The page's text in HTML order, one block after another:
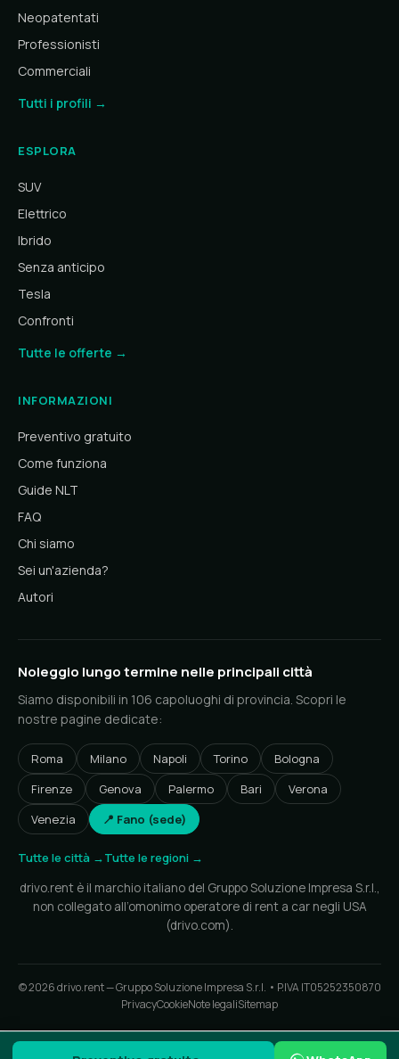
Neopatentati
Professionisti
Commerciali
Tutti i profili →
ESPLORA
SUV
Elettrico
Ibrido
Senza anticipo
Tesla
Confronti
Tutte le offerte →
INFORMAZIONI
Preventivo gratuito
Come funziona
Guide NLT
FAQ
Chi siamo
Sei un'azienda?
Autori
Noleggio lungo termine nelle principali città
Siamo disponibili in 106 capoluoghi di provincia. Scopri le
nostre pagine dedicate:
Roma Milano Napoli Torino
Bologna
Firenze
Genova Palermo Bari
Verona
Venezia
📍 Fano (sede)
Tutte le città →Tutte le regioni →
drivo.rent è il marchio italiano del Gruppo Soluzione Impresa S.r.l.,
non collegato all’omonimo operatore di rent a car negli USA
(drivo.com).
© 2026 drivo.rent — Gruppo Soluzione Impresa S.r.l. • P.IVA IT05252350870
PrivacyCookieNote legaliSitemap